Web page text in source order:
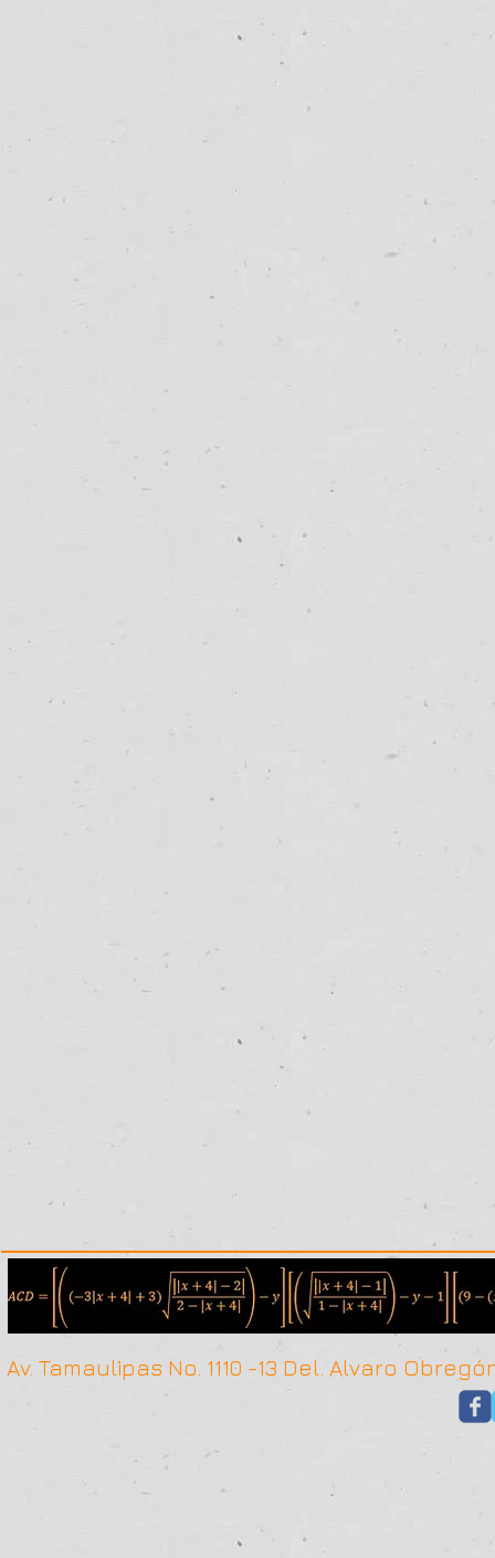
Av. Tamaulipas No. 1110 -13 Del. Alvaro